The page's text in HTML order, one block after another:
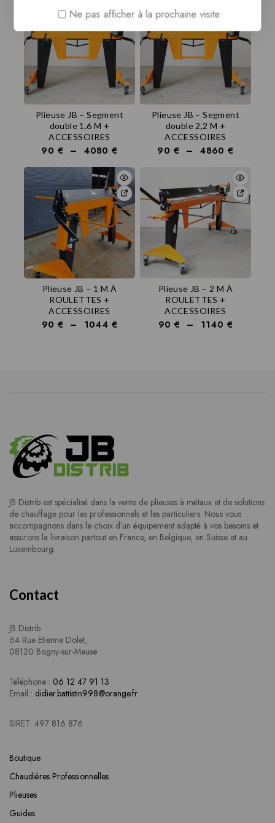
Plieuse JB – Segment
double 1.6 M +
ACCESSOIRES
90 € – 4080€
Plieuse JB – Segment
double 2,2 M +
ACCESSOIRES
90 € – 4860€
Plieuse JB – 1 M À
ROULETTES +
ACCESSOIRES
90€ – 1044 €
Plieuse JB – 2 M À
ROULETTES +
ACCESSOIRES
90€ – 1140 €
JB Distrib est spécialisé dans la vente de plieuses à métaux et de solutions
de chauffage pour les professionnels et les particuliers. Nous vous
accompagnons dans le choix d’un équipement adapté à vos besoins et
assurons la livraison partout en France, en Belgique, en Suisse et au
Luxembourg.
Contact
JB Distrib
64 Rue Etienne Dolet,
08120 Bogny-sur-Meuse
Téléphone : 06 12 47 91 13
Email : didier.battistin998@orange.fr
SIRET: 497 816 876
Boutique
Chaudières Professionnelles
Plieuses
Guides
Ne pas afficher à la prochaine visite